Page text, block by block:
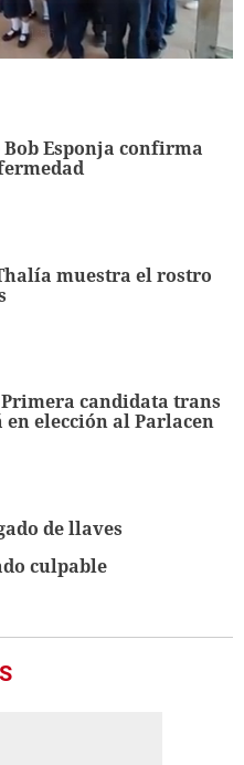
Bob Esponja confirma
muestra el rostro
candidata trans
elección al Parlacen
de llaves
culpable